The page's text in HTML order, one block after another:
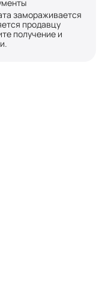
замораживается
продавцу
получение и